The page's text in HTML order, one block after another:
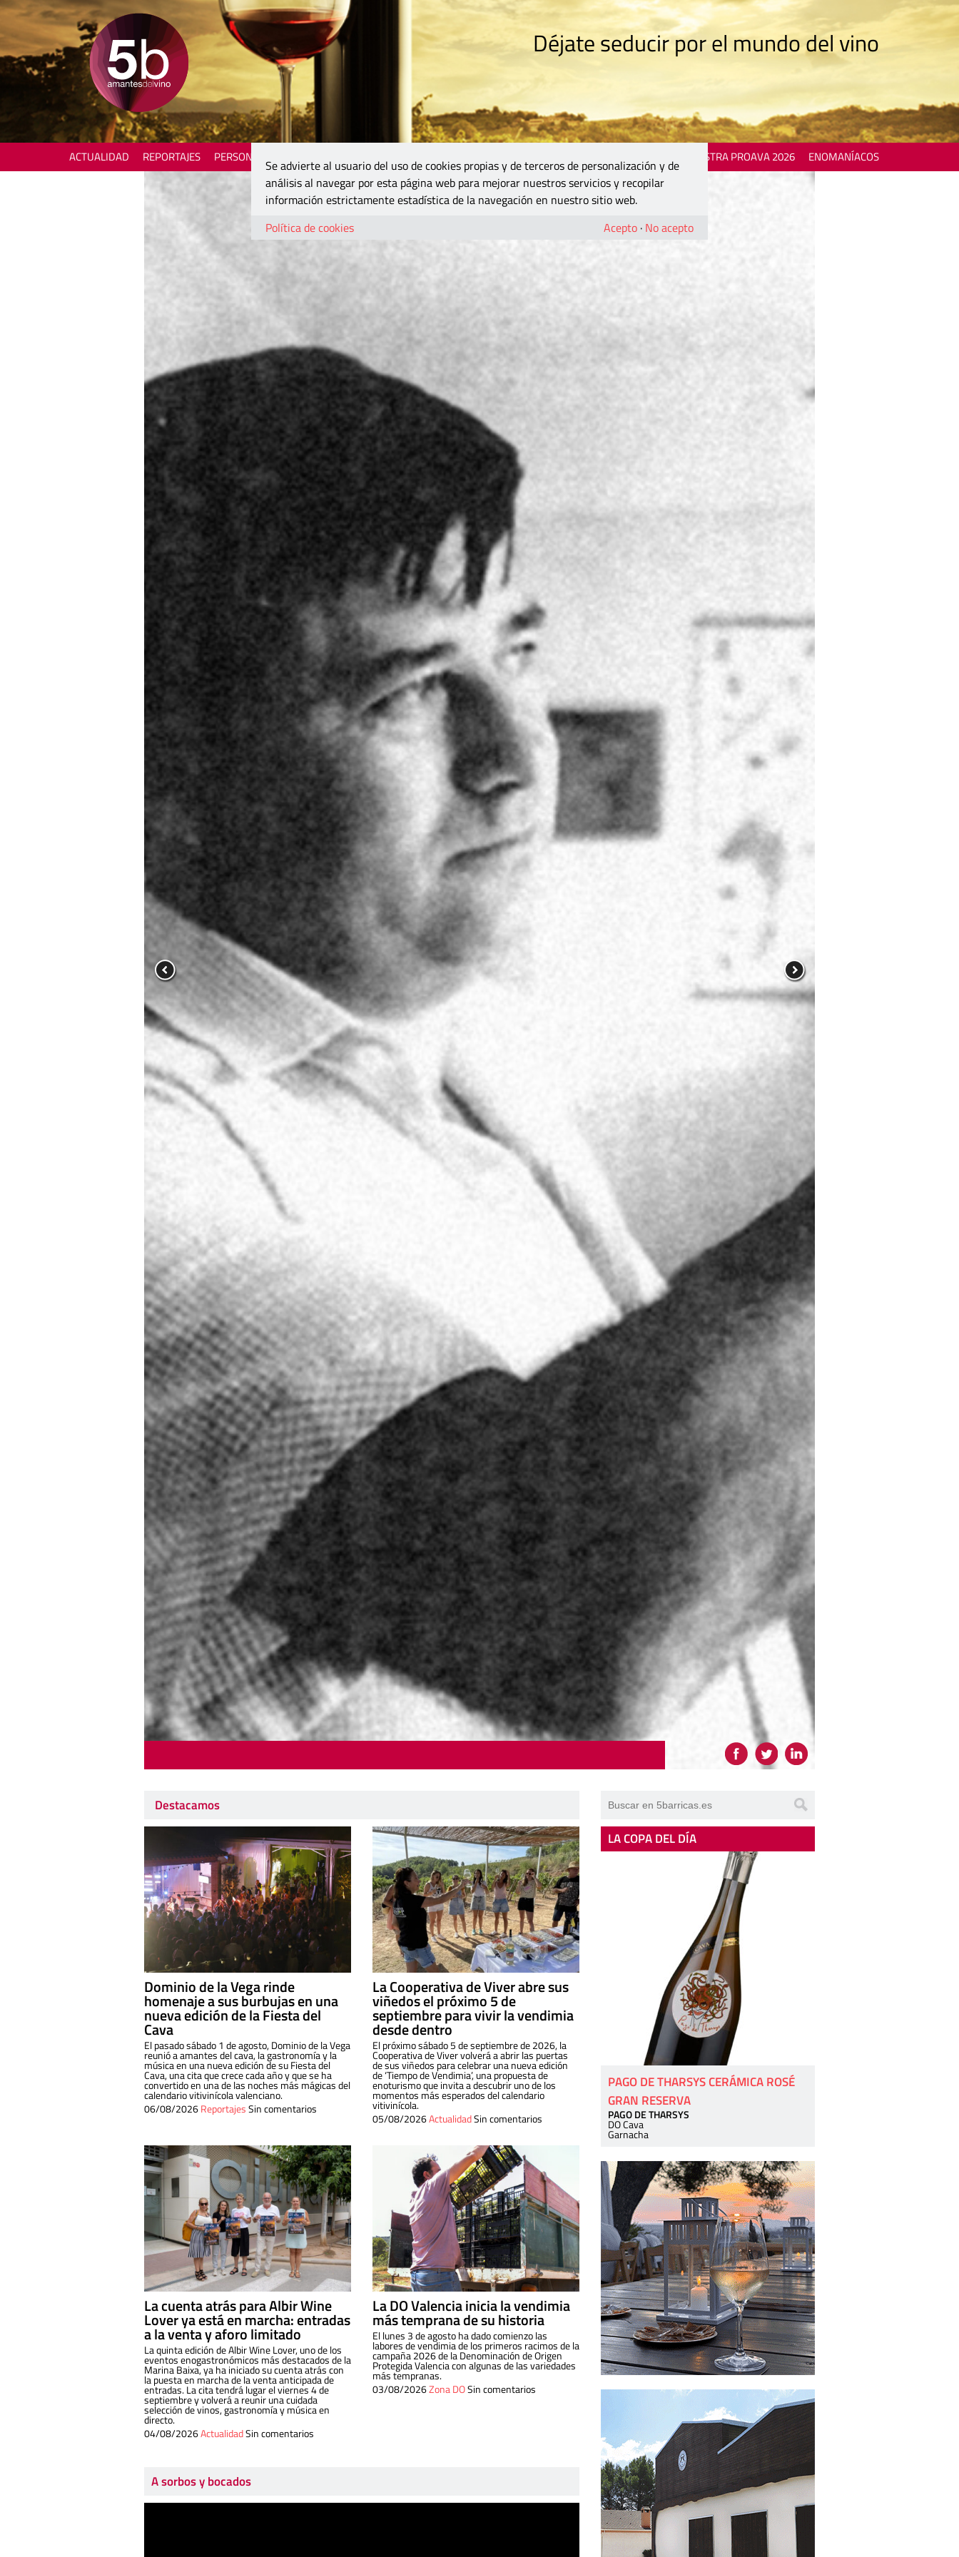
Déjate seducir por el mundo del vino
ACTUALIDAD REPORTAJES PERSONAJES MOSTRA PROAVA 2026 ENOMANÍACOS
Destacamos
Dominio de la Vega rinde
homenaje a sus burbujas en una
nueva edición de la Fiesta del
Cava
El pasado sábado 1 de agosto, Dominio de la Vega
reunió a amantes del cava, la gastronomía y la
música en una nueva edición de su Fiesta del
Cava, una cita que crece cada año y que se ha
convertido en una de las noches más mágicas del
calendario vitivinícola valenciano.
06/08/2026ReportajesSin comentarios
La Cooperativa de Viver abre sus
viñedos el próximo 5 de
septiembre para vivir la vendimia
desde dentro
El próximo sábado 5 de septiembre de 2026, la
Cooperativa de Viver volverá a abrir las puertas
de sus viñedos para celebrar una nueva edición
de ‘Tiempo de Vendimia’, una propuesta de
enoturismo que invita a descubrir uno de los
momentos más esperados del calendario
vitivinícola.
05/08/2026ActualidadSin comentarios
La cuenta atrás para Albir Wine
Lover ya está en marcha: entradas
a la venta y aforo limitado
La quinta edición de Albir Wine Lover, uno de los
eventos enogastronómicos más destacados de la
Marina Baixa, ya ha iniciado su cuenta atrás con
la puesta en marcha de la venta anticipada de
entradas. La cita tendrá lugar el viernes 4 de
septiembre y volverá a reunir una cuidada
selección de vinos, gastronomía y música en
directo.
04/08/2026ActualidadSin comentarios
La DO Valencia inicia la vendimia
más temprana de su historia
El lunes 3 de agosto ha dado comienzo las
labores de vendimia de los primeros racimos de la
campaña 2026 de la Denominación de Origen
Protegida Valencia con algunas de las variedades
más tempranas.
03/08/2026Zona DOSin comentarios
A sorbos y bocados
LA COPA DEL DÍA
PAGO DE THARSYS CERÁMICA ROSÉ
GRAN RESERVA
PAGO DE THARSYS
DO Cava
Garnacha
Se advierte al usuario del uso de cookies propias y de terceros de personalización y de
análisis al navegar por esta página web para mejorar nuestros servicios y recopilar
información estrictamente estadística de la navegación en nuestro sitio web.
Política de cookies
Acepto · No acepto